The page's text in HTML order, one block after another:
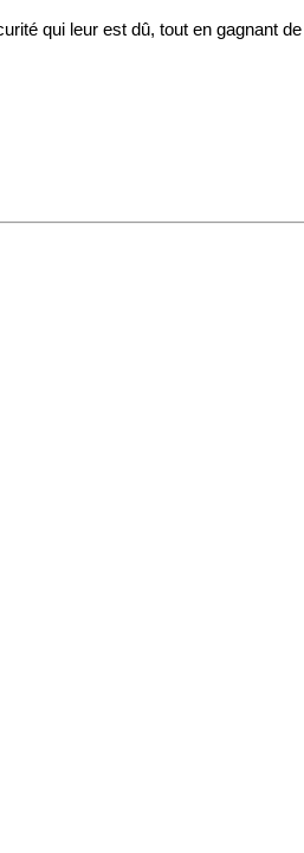
qui leur est dû, tout en gagnant de